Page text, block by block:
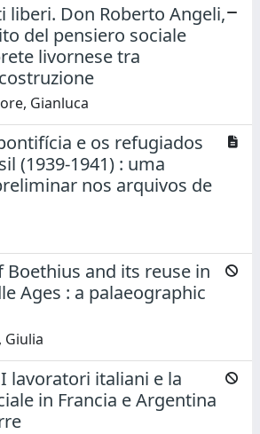
liberi. Don Roberto Angeli,
del pensiero sociale
livornese tra
Gianluca
e os refugiados
(1939-1941) : uma
nos arquivos de
Boethius and its reuse in
Ages : a palaeographic
Giulia
lavoratori italiani e la
in Francia e Argentina